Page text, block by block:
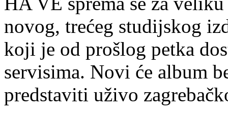
novog, trećeg studijskog
koji je od prošlog petka
servisima. Novi će album
predstaviti uživo